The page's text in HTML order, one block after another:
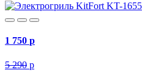
1 750 p
5 290 p